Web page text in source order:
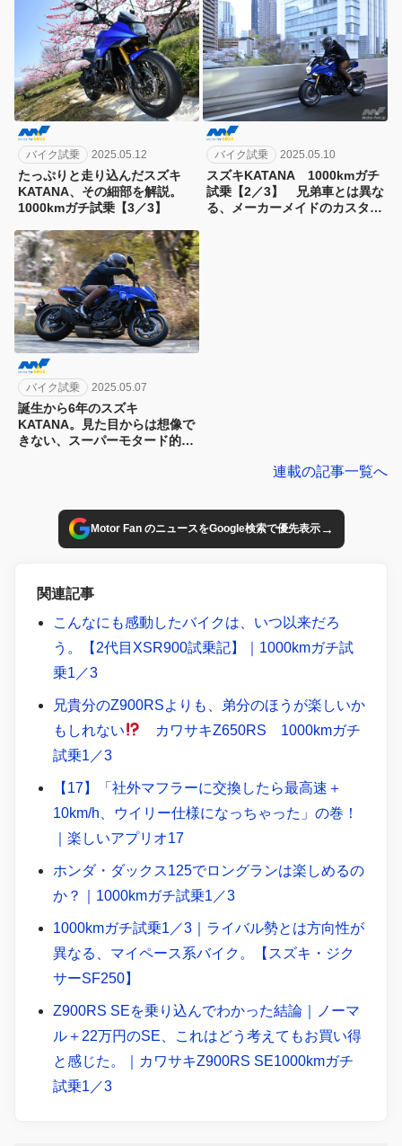
バイク試乗 2025.05.12
たっぷりと走り込んだスズキ
KATANA、その細部を解説。
1000kmガチ試乗【3／3】
バイク試乗 2025.05.10
スズキKATANA 1000kmガチ
試乗【2／3】 兄弟車とは異な
る、メーカーメイドのカスタム
バイク試乗 2025.05.07
誕生から6年のスズキ
KATANA。見た目からは想像で
きない、スーパーモタード的な
連載の記事一覧へ
Motor Fan のニュースをGoogle検索で優先表示→
関連記事
こんなにも感動したバイクは、いつ以来だろ
う。【2代目XSR900試乗記】｜1000kmガチ試
乗1／3
兄貴分のZ900RSよりも、弟分のほうが楽しいか
もしれない
カワサキZ650RS 1000kmガチ
試乗1／3
【17】「社外マフラーに交換したら最高速＋
10km/h、ウイリー仕様になっちゃった」の巻！
｜楽しいアプリオ17
ホンダ・ダックス125でロングランは楽しめるの
か？｜1000kmガチ試乗1／3
1000kmガチ試乗1／3｜ライバル勢とは方向性が
異なる、マイペース系バイク。【スズキ・ジク
サーSF250】
Z900RS SEを乗り込んでわかった結論｜ノーマ
ル＋22万円のSE、これはどう考えてもお買い得
と感じた。｜カワサキZ900RS SE1000kmガチ
試乗1／3